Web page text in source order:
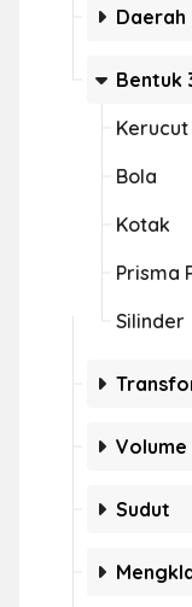
Daerah
Bentuk
Kerucut
Bola
Kotak
Prisma
Silinder
Volume
Sudut